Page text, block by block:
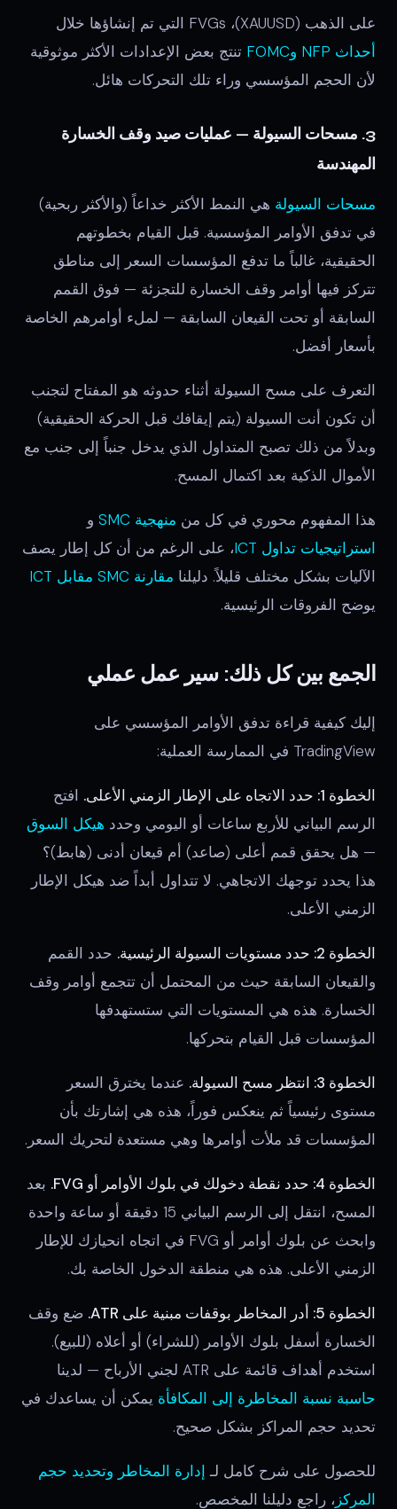
على الذهب (XAUUSD)، FVGs التي تم إنشاؤها خلال
أحداث NFP وFOMC
تنتج بعض الإعدادات الأكثر موثوقية
لأن الحجم المؤسسي وراء تلك التحركات هائل.
3. مسحات السيولة — عمليات صيد وقف الخسارة
المهندسة
مسحات السيولة هي النمط الأكثر خداعاً (والأكثر ربحية)
في تدفق الأوامر المؤسسية. قبل القيام بخطوتهم
الحقيقية، غالباً ما تدفع المؤسسات السعر إلى مناطق
تتركز فيها أوامر وقف الخسارة للتجزئة — فوق القمم
السابقة أو تحت القيعان السابقة — لملء أوامرهم الخاصة
بأسعار أفضل.
التعرف على مسح السيولة أثناء حدوثه هو المفتاح لتجنب
أن تكون أنت السيولة (يتم إيقافك قبل الحركة الحقيقية)
وبدلاً من ذلك تصبح المتداول الذي يدخل جنباً إلى جنب مع
الأموال الذكية بعد اكتمال المسح.
هذا المفهوم محوري في كل من منهجية SMC
و
استراتيجيات تداول ICT
، على الرغم من أن كل إطار يصف
الآليات بشكل مختلف قليلاً. دليلنا مقارنة SMC مقابل ICT
يوضح الفروقات الرئيسية.
الجمع بين كل ذلك: سير عمل عملي
إليك كيفية قراءة تدفق الأوامر المؤسسي على
TradingView في الممارسة العملية:
الخطوة 1: حدد الاتجاه على الإطار الزمني الأعلى.
افتح
الرسم البياني للأربع ساعات أو اليومي وحدد هيكل السوق
— هل يحقق قمم أعلى (صاعد) أم قيعان أدنى (هابط)؟
هذا يحدد توجهك الاتجاهي. لا تتداول أبداً ضد هيكل الإطار
الزمني الأعلى.
الخطوة 2: حدد مستويات السيولة الرئيسية.
حدد القمم
والقيعان السابقة حيث من المحتمل أن تتجمع أوامر وقف
الخسارة. هذه هي المستويات التي ستستهدفها
المؤسسات قبل القيام بتحركها.
الخطوة 3: انتظر مسح السيولة.
عندما يخترق السعر
مستوى رئيسياً ثم ينعكس فوراً، هذه هي إشارتك بأن
المؤسسات قد ملأت أوامرها وهي مستعدة لتحريك السعر.
الخطوة 4: حدد نقطة دخولك في بلوك الأوامر أو FVG.
بعد
المسح، انتقل إلى الرسم البياني 15 دقيقة أو ساعة واحدة
وابحث عن بلوك أوامر أو FVG في اتجاه انحيازك للإطار
الزمني الأعلى. هذه هي منطقة الدخول الخاصة بك.
الخطوة 5: أدر المخاطر بوقفات مبنية على ATR.
ضع وقف
الخسارة أسفل بلوك الأوامر (للشراء) أو أعلاه (للبيع).
استخدم أهداف قائمة على ATR لجني الأرباح — لدينا
حاسبة نسبة المخاطرة إلى المكافأة يمكن أن يساعدك في
تحديد حجم المراكز بشكل صحيح.
للحصول على شرح كامل لـ إدارة المخاطر وتحديد حجم
المركز ، راجع دليلنا المخصص.